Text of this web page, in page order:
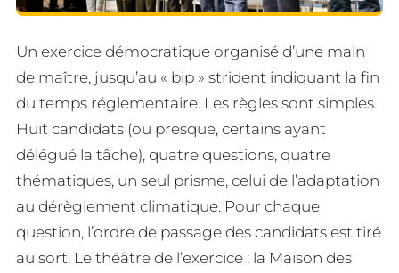
Un exercice démocratique organisé d’une main
de maître, jusqu’au « bip » strident indiquant la fin
du temps réglementaire. Les règles sont simples.
Huit candidats (ou presque, certains ayant
délégué la tâche), quatre questions, quatre
thématiques, un seul prisme, celui de l’adaptation
au dérèglement climatique. Pour chaque
question, l’ordre de passage des candidats est tiré
au sort. Le théâtre de l’exercice : la Maison des